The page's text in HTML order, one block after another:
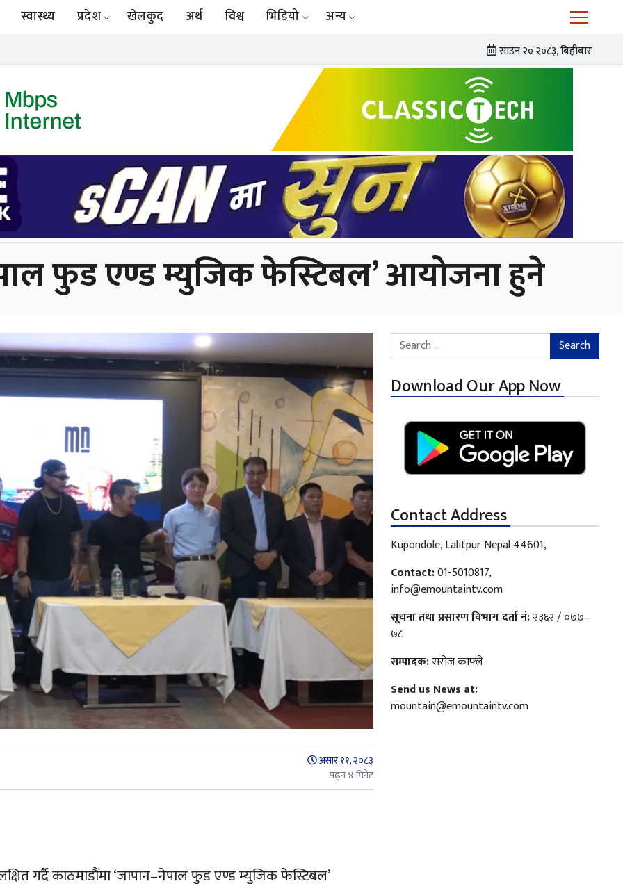
स्वास्थ्य प्रदेश खेलकुद अर्थ विश्व भिडियो अन्य
साउन २० २०८३, बिहीबार
फुड एण्ड म्युजिक फेस्टिबल’ आयोजना हुने
असार ११, २०८३
पढ्न ४ मिनेट
गर्दै काठमाडौंमा ‘जापान–नेपाल फुड एण्ड म्युजिक फेस्टिबल’
Search for:
Download Our App Now
Contact Address
Kupondole, Lalitpur Nepal 44601,
Contact:01-5010817,
info@emountaintv.com
सूचना तथा प्रसारण विभाग दर्ता नं:२३६२ / ०७७–
७८
सम्पादक:सरोज काफ्ले
Send us News at:
mountain@emountaintv.com